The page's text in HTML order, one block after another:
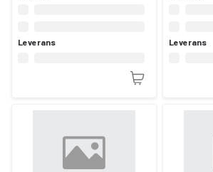
Leverans Leverans